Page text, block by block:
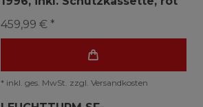
459,99 € *
* inkl. ges. MwSt. zzgl. Versandkosten